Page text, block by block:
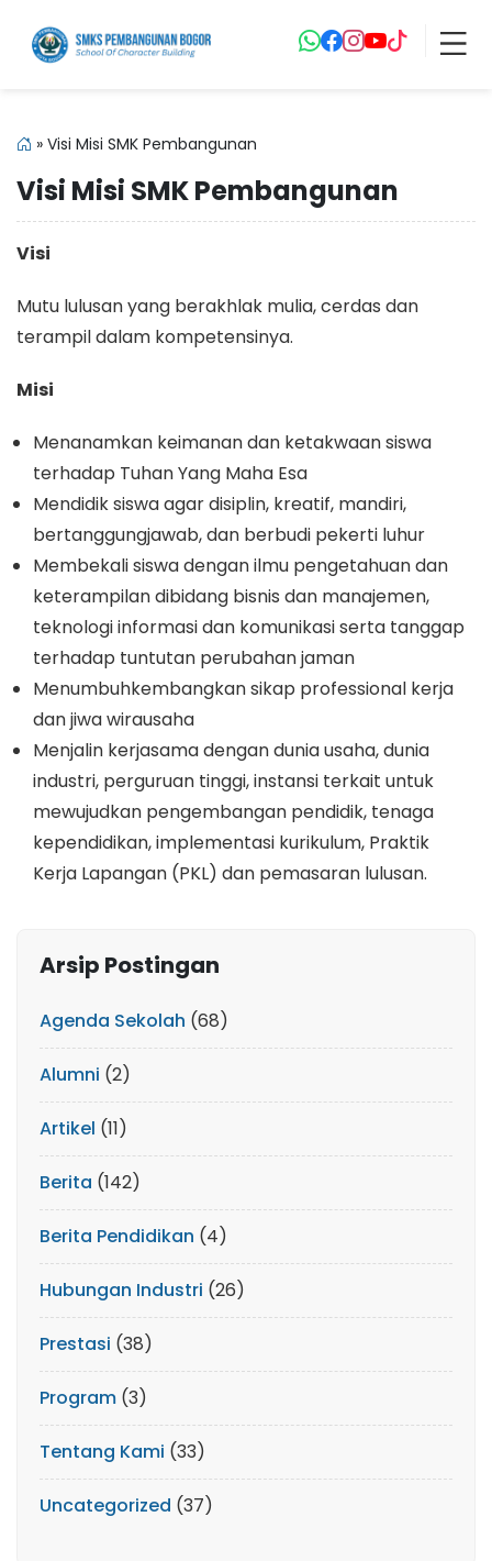
» Visi Misi SMK Pembangunan
Visi Misi SMK Pembangunan
Visi
Mutu lulusan yang berakhlak mulia, cerdas dan
terampil dalam kompetensinya.
Misi
Menanamkan keimanan dan ketakwaan siswa
terhadap Tuhan Yang Maha Esa
Mendidik siswa agar disiplin, kreatif, mandiri,
bertanggungjawab, dan berbudi pekerti luhur
Membekali siswa dengan ilmu pengetahuan dan
keterampilan dibidang bisnis dan manajemen,
teknologi informasi dan komunikasi serta tanggap
terhadap tuntutan perubahan jaman
Menumbuhkembangkan sikap professional kerja
dan jiwa wirausaha
Menjalin kerjasama dengan dunia usaha, dunia
industri, perguruan tinggi, instansi terkait untuk
mewujudkan pengembangan pendidik, tenaga
kependidikan, implementasi kurikulum, Praktik
Kerja Lapangan (PKL) dan pemasaran lulusan.
Arsip Postingan
Agenda Sekolah (68)
Alumni (2)
Artikel (11)
Berita (142)
Berita Pendidikan (4)
Hubungan Industri (26)
Prestasi (38)
Program (3)
Tentang Kami (33)
Uncategorized (37)